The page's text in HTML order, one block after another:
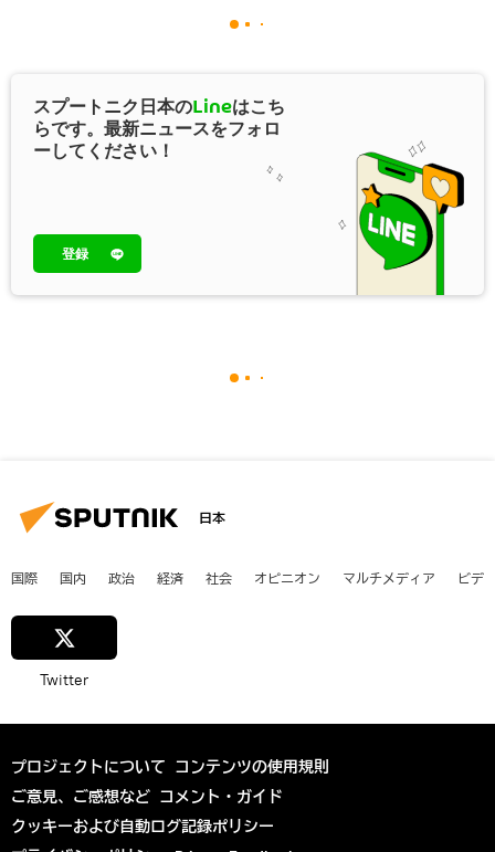
スプートニク日本のLineはこち
らです。最新ニュースをフォロ
ーしてください！
登録
日本
国際 国内 政治 経済 社会 オピニオン マルチメディア ビデ
Twitter
プロジェクトについて コンテンツの使用規則
ご意見、ご感想など コメント・ガイド
クッキーおよび自動ログ記録ポリシー